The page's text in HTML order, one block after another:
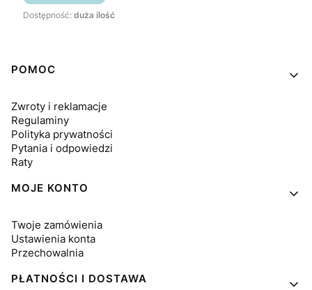
Dostępność: duża ilość
Linki w stopce
POMOC
Zwroty i reklamacje
Regulaminy
Polityka prywatności
Pytania i odpowiedzi
Raty
MOJE KONTO
Twoje zamówienia
Ustawienia konta
Przechowalnia
PŁATNOŚCI I DOSTAWA